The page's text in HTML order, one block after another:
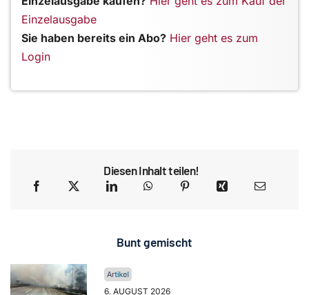
Einzelausgabe
Sie haben bereits ein Abo? Hier geht es zum
Login
Diesen Inhalt teilen!
Bunt gemischt
6. AUGUST 2026